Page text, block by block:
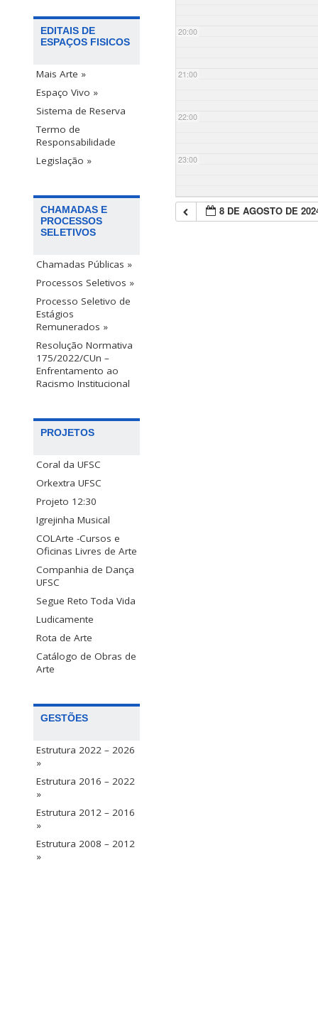
EDITAIS DE
ESPAÇOS FISICOS
Mais Arte »
Espaço Vivo »
Sistema de Reserva
Termo de
Responsabilidade
Legislação »
CHAMADAS E
PROCESSOS
SELETIVOS
Chamadas Públicas »
Processos Seletivos »
Processo Seletivo de
Estágios
Remunerados »
Resolução Normativa
175/2022/CUn –
Enfrentamento ao
Racismo Institucional
PROJETOS
Coral da UFSC
Orkextra UFSC
Projeto 12:30
Igrejinha Musical
COLArte -Cursos e
Oficinas Livres de Arte
Companhia de Dança
UFSC
Segue Reto Toda Vida
Ludicamente
Rota de Arte
Catálogo de Obras de
Arte
GESTÕES
Estrutura 2022 – 2026
»
Estrutura 2016 – 2022
»
Estrutura 2012 – 2016
»
Estrutura 2008 – 2012
»
20:00
21:00
22:00
23:00
8 DE AGOSTO DE